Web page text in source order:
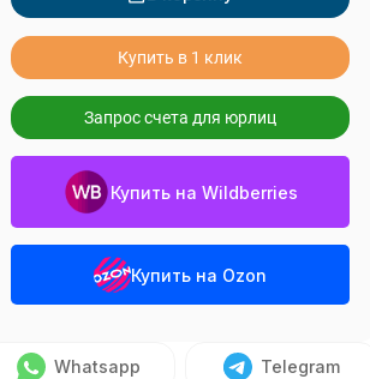
Купить в 1 клик
Запрос счета для юрлиц
Купить на Wildberries
Купить на Ozon
Whatsapp Telegram